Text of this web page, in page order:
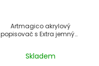
Artmagico akrylový
popisovač s Extra jemným
Skladem